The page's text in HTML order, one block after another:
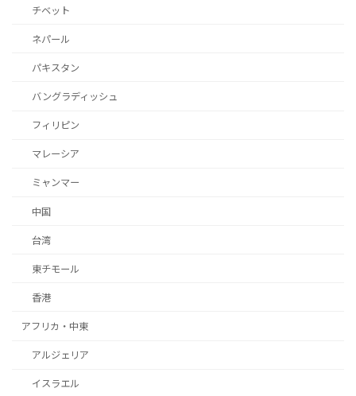
チベット
ネパール
パキスタン
バングラディッシュ
フィリピン
マレーシア
ミャンマー
中国
台湾
東チモール
香港
アフリカ・中東
アルジェリア
イスラエル